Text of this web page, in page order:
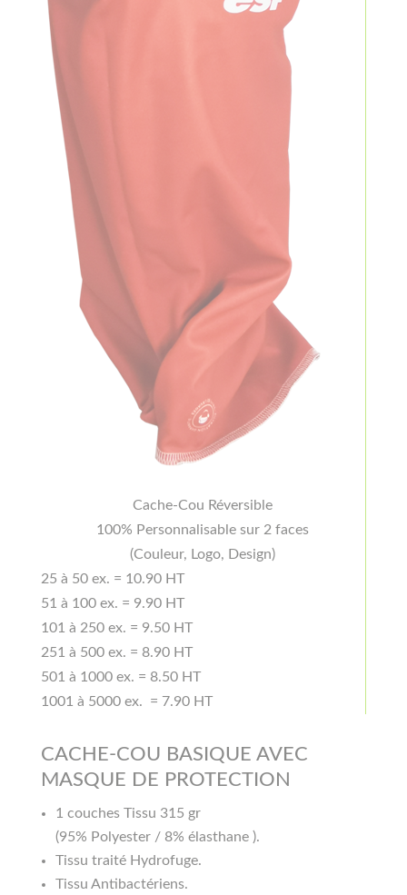
Cache-Cou Réversible
100% Personnalisable sur 2 faces
(Couleur, Logo, Design)
25 à 50 ex. = 10.90 HT
51 à 100 ex. = 9.90 HT
101 à 250 ex. = 9.50 HT
251 à 500 ex. = 8.90 HT
501 à 1000 ex. = 8.50 HT
1001 à 5000 ex. = 7.90 HT
CACHE-COU BASIQUE AVEC
MASQUE DE PROTECTION
1 couches Tissu 315 gr
(95% Polyester / 8% élasthane ).
Tissu traité Hydrofuge.
Tissu Antibactériens.